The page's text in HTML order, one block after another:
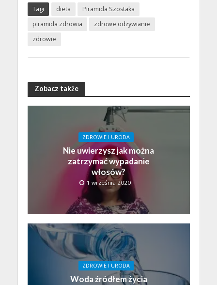
Tagi dieta
Piramida Szostaka
piramida zdrowia
zdrowe odżywianie
zdrowie
Zobacz także
ZDROWIE I URODA
Nie uwierzysz jak można
zatrzymać wypadanie
włosów?
1 września 2020
ZDROWIE I URODA
Woda źródłem życia